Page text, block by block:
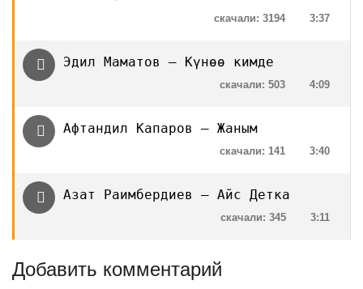
3:37
скачали: 3194
Эдил Маматов — Күнөө кимде
4:09
скачали: 503
Афтандил Капаров — Жаным
3:40
скачали: 141
Азат Раимбердиев — Айс Детка
3:11
скачали: 345
Добавить комментарий